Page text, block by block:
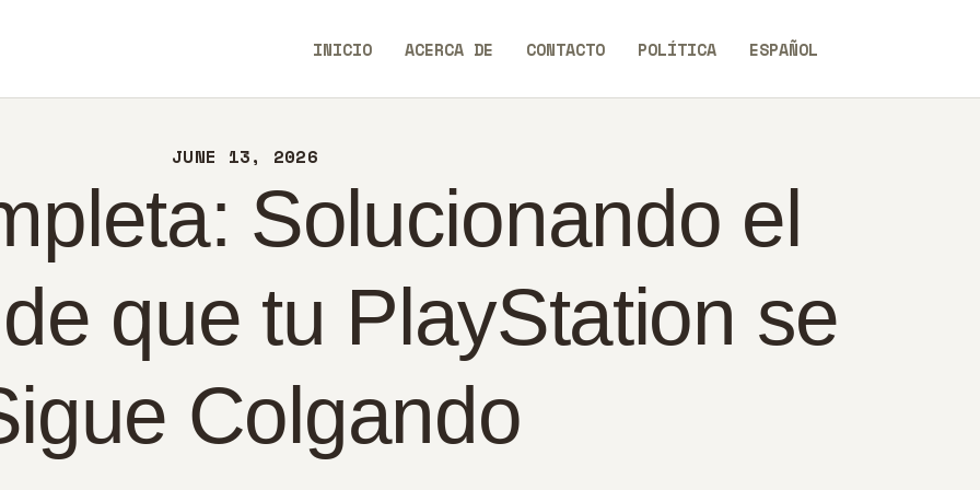
INICIO ACERCA DE CONTACTO POLÍTICA ESPAÑOL
JUNE 13, 2026
Solucionando el
que tu PlayStation se
Colgando
DE